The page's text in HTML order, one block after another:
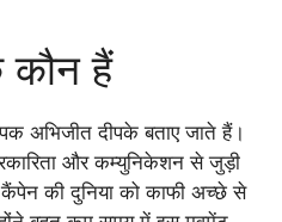
कौन हैं
अभिजीत दीपके बताए जाते हैं।
और कम्युनिकेशन से जुड़ी
की दुनिया को काफी अच्छे से